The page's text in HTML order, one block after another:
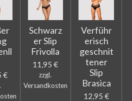
€
Schwarz
er Slip
Frivolla
11,95 €
zzgl.
Versandkosten
Verführ
erisch
geschnit
tener
Slip
Brasica
12,95 €